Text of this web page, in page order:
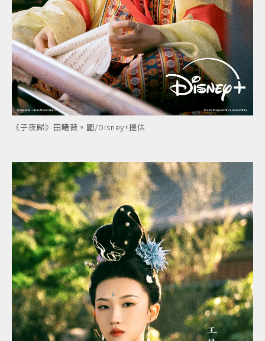
《子夜歸》田曦薇。圖/Disney+提供